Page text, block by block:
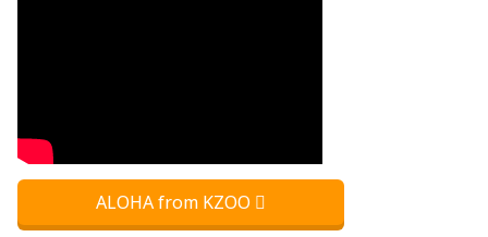
ALOHA from KZOO